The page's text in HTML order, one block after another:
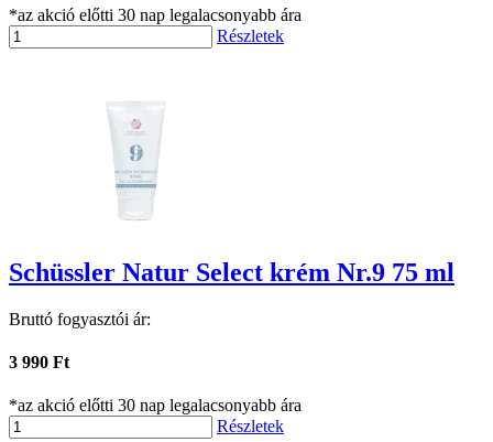
*az akció előtti 30 nap legalacsonyabb ára
Részletek
Schüssler Natur Select krém Nr.9 75 ml
Bruttó fogyasztói ár:
3 990 Ft
*az akció előtti 30 nap legalacsonyabb ára
Részletek